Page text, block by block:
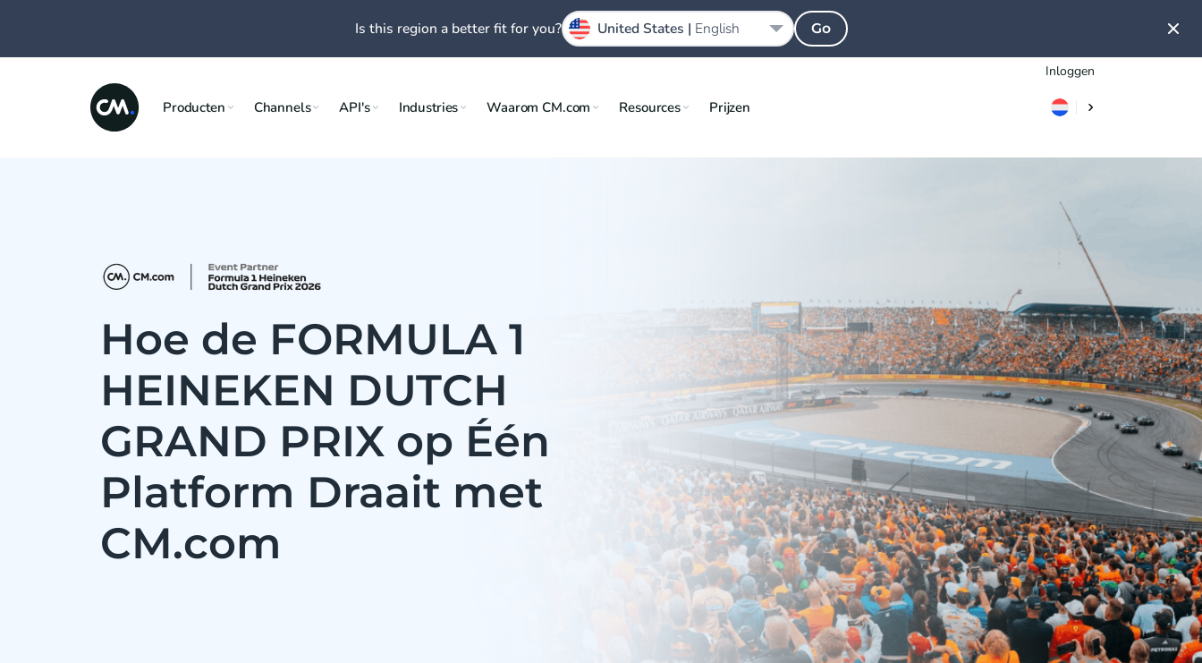
Inloggen
Producten Channels API's Industries Waarom CM.com Resources Prijzen
Hoe de FORMULA 1
HEINEKEN DUTCH
GRAND PRIX op Één
Platform Draait met
CM.com
Is this region a better fit for you? United States | English Go